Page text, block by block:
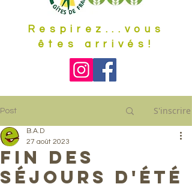
Respirez...vous
êtes arrivés!
Post S'inscrire
Fin des
séjours d'été
B.A.D
27 août 2023